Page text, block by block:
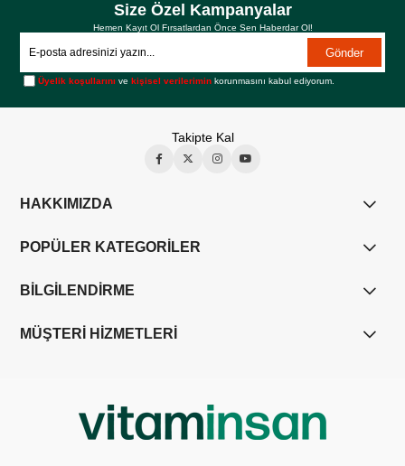
Size Özel Kampanyalar
Hemen Kayıt Ol Fırsatlardan Önce Sen Haberdar Ol!
Gönder
Üyelik koşullarını vekişisel verilerimin korunmasını kabul ediyorum.
Takipte Kal
HAKKIMIZDA
POPÜLER KATEGORİLER
BİLGİLENDİRME
MÜŞTERİ HİZMETLERİ